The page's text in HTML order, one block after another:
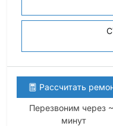
Рассчитать
Перезвоним через
минут